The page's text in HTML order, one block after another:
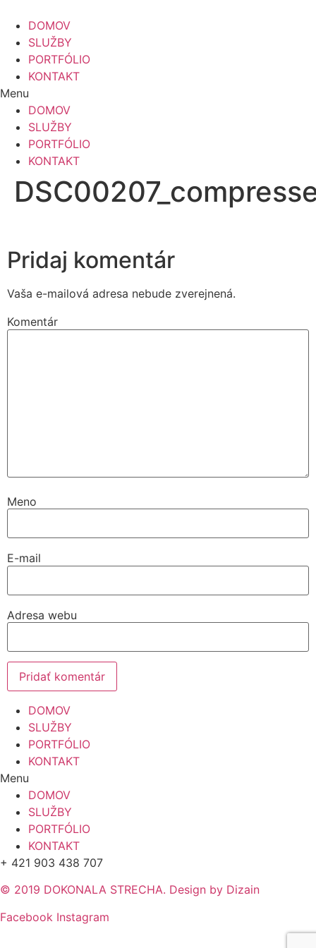
obsah
DOMOV
SLUŽBY
PORTFÓLIO
KONTAKT
Menu
DOMOV
SLUŽBY
PORTFÓLIO
KONTAKT
Pridaj komentár
Vaša e-mailová adresa nebude zverejnená.
Komentár
Meno
E-mail
Adresa webu
DOMOV
SLUŽBY
PORTFÓLIO
KONTAKT
Menu
DOMOV
SLUŽBY
PORTFÓLIO
KONTAKT
+ 421 903 438 707
© 2019 DOKONALA STRECHA. Design by Dizain
Facebook Instagram